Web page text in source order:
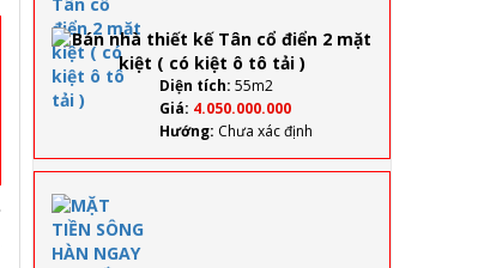
có
Diện tích: 55m2
Giá: 4.050.000.000
Hướng: Chưa xác định